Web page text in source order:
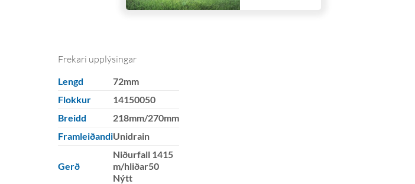
Frekari upplýsingar
Lengd
72mm
Flokkur
14150050
Breidd
218mm/270mm
FramleiðandiUnidrain
Gerð
Niðurfall 1415
m/hliðar50
Nýtt